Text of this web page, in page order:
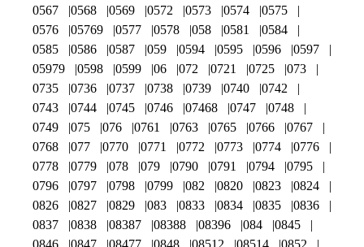
0567
0568 0569 0572 0573 0574
0575
0576
05769 0577 0578 058 0581
0584
0585
0586 0587 059 0594 0595 0596
0597
05979
0598 0599 06 072 0721 0725
073
0735
0736 0737 0738 0739 0740
0742
0743
0744 0745 0746 07468 0747
0748
0749
075 076 0761 0763 0765 0766
0767
0768
077 0770 0771 0772 0773 0774
0776
0778
0779 078 079 0790 0791 0794
0795
0796
0797 0798 0799 082 0820 0823
0824
0826
0827 0829 083 0833 0834 0835
0836
0837
0838 08387 08388 08396 084
0845